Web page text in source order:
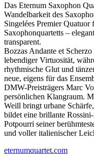
Das Eternum Saxophon
Wandelbarkeit des
Singelées Premier
Saxophonquartetts –
transparent.
Bozzas Andante et
lebendiger Virtuosität,
rhythmische Glut und
neue, eigens für das
DMW-Preisträgers Marc
persönlichen Klangraum.
Weill bringt urbane
bildet eine brillante
Potpourri seiner
und voller italienischer
eternumquartet.com